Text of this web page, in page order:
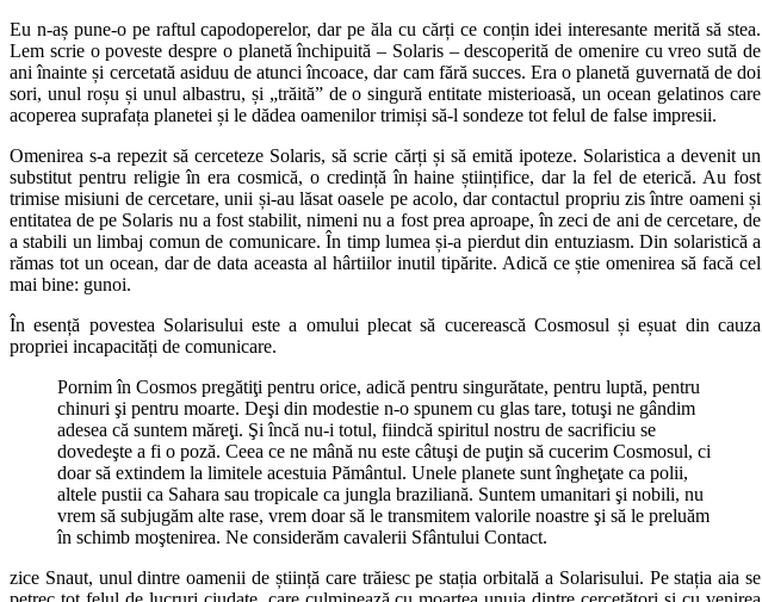
Eu n-aș pune-o pe raftul capodoperelor, dar pe ăla cu cărți ce conțin idei interesante merită să stea.
Lem scrie o poveste despre o planetă închipuită – Solaris – descoperită de omenire cu vreo sută de
ani înainte și cercetată asiduu de atunci încoace, dar cam fără succes. Era o planetă guvernată de doi
sori, unul roșu și unul albastru, și „trăită” de o singură entitate misterioasă, un ocean gelatinos care
acoperea suprafața planetei și le dădea oamenilor trimiși să-l sondeze tot felul de false impresii.
Omenirea s-a repezit să cerceteze Solaris, să scrie cărți și să emită ipoteze. Solaristica a devenit un
substitut pentru religie în era cosmică, o credință în haine științifice, dar la fel de eterică. Au fost
trimise misiuni de cercetare, unii și-au lăsat oasele pe acolo, dar contactul propriu zis între oameni și
entitatea de pe Solaris nu a fost stabilit, nimeni nu a fost prea aproape, în zeci de ani de cercetare, de
a stabili un limbaj comun de comunicare. În timp lumea și-a pierdut din entuziasm. Din solaristică a
rămas tot un ocean, dar de data aceasta al hârtiilor inutil tipărite. Adică ce știe omenirea să facă cel
mai bine: gunoi.
În esență povestea Solarisului este a omului plecat să cucerească Cosmosul și eșuat din cauza
propriei incapacități de comunicare.
Pornim în Cosmos pregătiţi pentru orice, adică pentru singurătate, pentru luptă, pentru
chinuri şi pentru moarte. Deşi din modestie n-o spunem cu glas tare, totuşi ne gândim
adesea că suntem măreţi. Şi încă nu-i totul, fiindcă spiritul nostru de sacrificiu se
dovedeşte a fi o poză. Ceea ce ne mână nu este câtuşi de puţin să cucerim Cosmosul, ci
doar să extindem la limitele acestuia Pământul. Unele planete sunt îngheţate ca polii,
altele pustii ca Sahara sau tropicale ca jungla braziliană. Suntem umanitari şi nobili, nu
vrem să subjugăm alte rase, vrem doar să le transmitem valorile noastre şi să le preluăm
în schimb moştenirea. Ne considerăm cavalerii Sfântului Contact.
zice Snaut, unul dintre oamenii de știință care trăiesc pe stația orbitală a Solarisului. Pe stația aia se